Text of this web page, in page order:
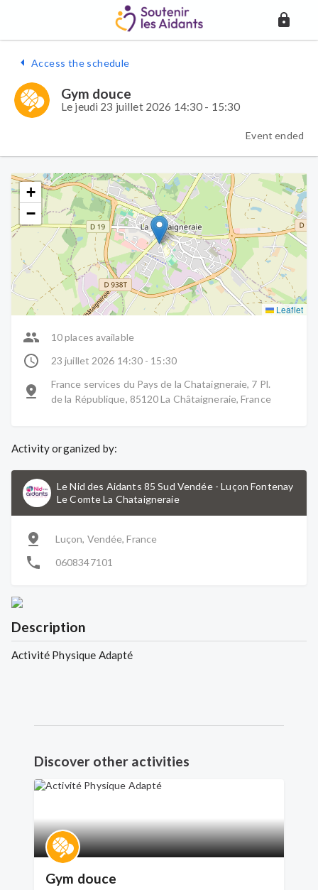
Access the schedule
Gym douce
Le jeudi 23 juillet 2026 14:30 - 15:30
Event ended
Description
Activité Physique Adapté
+
−
Leaflet
10 places available
23 juillet 2026 14:30 - 15:30
France services du Pays de la Chataigneraie, 7 Pl.
de la République, 85120 La Châtaigneraie, France
Activity organized by:
Le Nid des Aidants 85 Sud Vendée-Luçon Fontenay
Le Comte La Chataigneraie
Luçon, Vendée, France
0608347101
Discover other activities
Gym douce